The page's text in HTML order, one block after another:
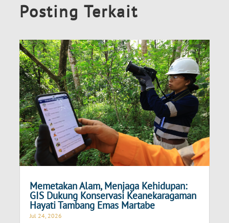
Posting Terkait
Memetakan Alam, Menjaga Kehidupan:
GIS Dukung Konservasi Keanekaragaman
Hayati Tambang Emas Martabe
Jul 24, 2026